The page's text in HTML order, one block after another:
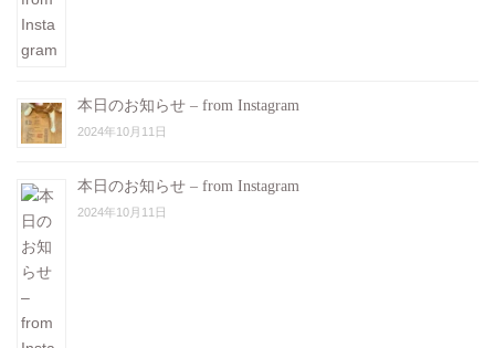
本日のお知らせ – from Instagram
2024年10月11日
本日のお知らせ – from Instagram
2024年10月11日